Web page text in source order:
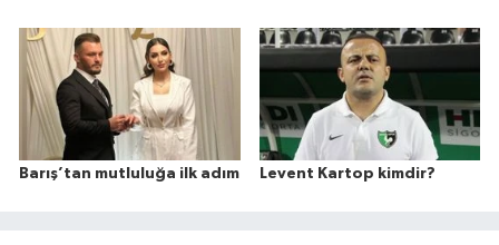
Barış’tan mutluluğa ilk adım Levent Kartop kimdir?